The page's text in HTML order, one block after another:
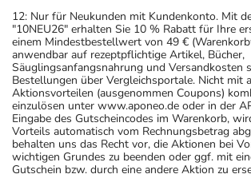
12: Nur für Neukunden mit Kundenkonto. Mit
"10NEU26" erhalten Sie 10 % Rabatt für Ihre
einem Mindestbestellwert von 49 €
anwendbar auf rezeptpflichtige Artikel, Bücher,
Säuglingsanfangsnahrung und Versandkosten
Bestellungen über Vergleichsportale. Nicht mit
Aktionsvorteilen (ausgenommen Coupons)
einzulösen unter www.aponeo.de oder in der
Eingabe des Gutscheincodes im Warenkorb,
Vorteils automatisch vom Rechnungsbetrag
behalten uns das Recht vor, die Aktionen bei
wichtigen Grundes zu beenden oder ggf. mit
Gutschein bzw. durch eine andere Aktion zu